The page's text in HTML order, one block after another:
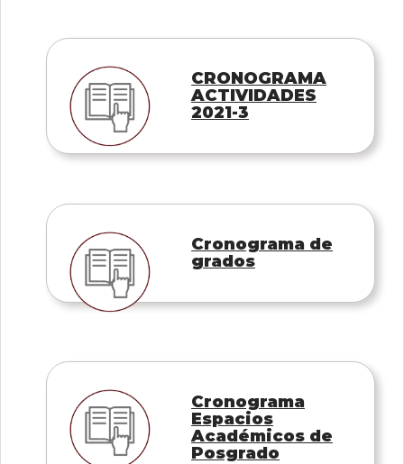
CRONOGRAMA
ACTIVIDADES
2021-3
Cronograma de
grados
Cronograma
Espacios
Académicos de
Posgrado